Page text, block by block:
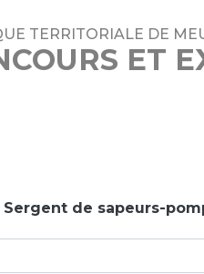
TERRITORIALE DE
ET
de sapeurs-